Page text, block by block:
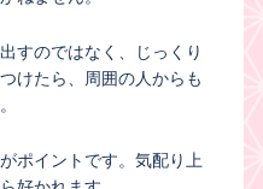
すのではなく、じっくり
けたら、周囲の人からも
ポイントです。気配り上